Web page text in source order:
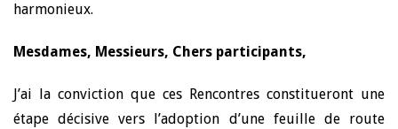
harmonieux.
Mesdames, Messieurs, Chers participants,
J’ai la conviction que ces Rencontres constitueront une
étape décisive vers l’adoption d’une feuille de route